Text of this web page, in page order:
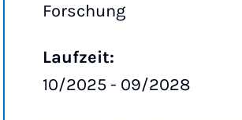
Forschung
Laufzeit:
10/2025 - 09/2028